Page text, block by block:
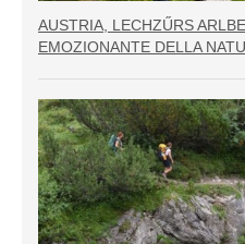
AUSTRIA, LECHZŰRS
EMOZIONANTE DELLA